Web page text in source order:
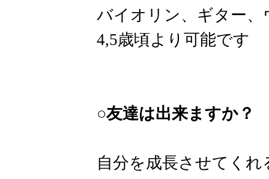
バイオリン、ギター
4,5歳頃より可能です
○友達は出来ますか？
自分を成長させてく